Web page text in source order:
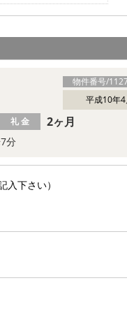
物件番号/
平成10年
分
礼 金 2ヶ月
入下さい）